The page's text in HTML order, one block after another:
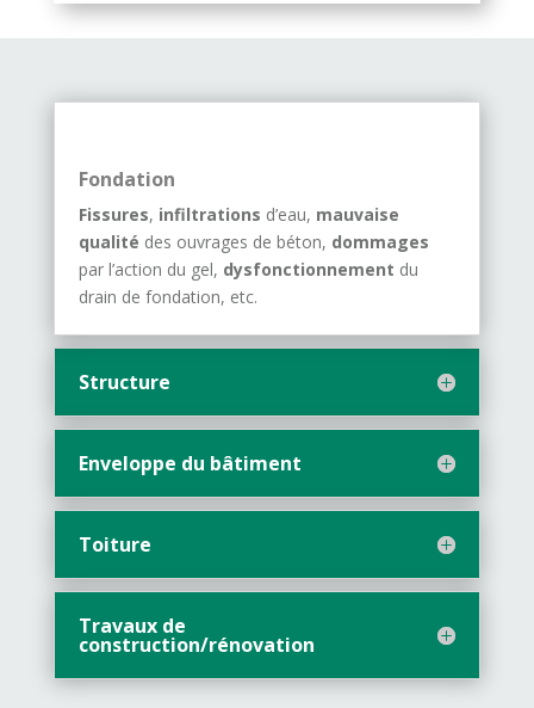
Fondation
Fissures, infiltrations d’eau, mauvaise
qualité des ouvrages de béton, dommages
par l’action du gel, dysfonctionnement du
drain de fondation, etc.
Structure
Enveloppe du bâtiment
Toiture
Travaux de
construction/rénovation